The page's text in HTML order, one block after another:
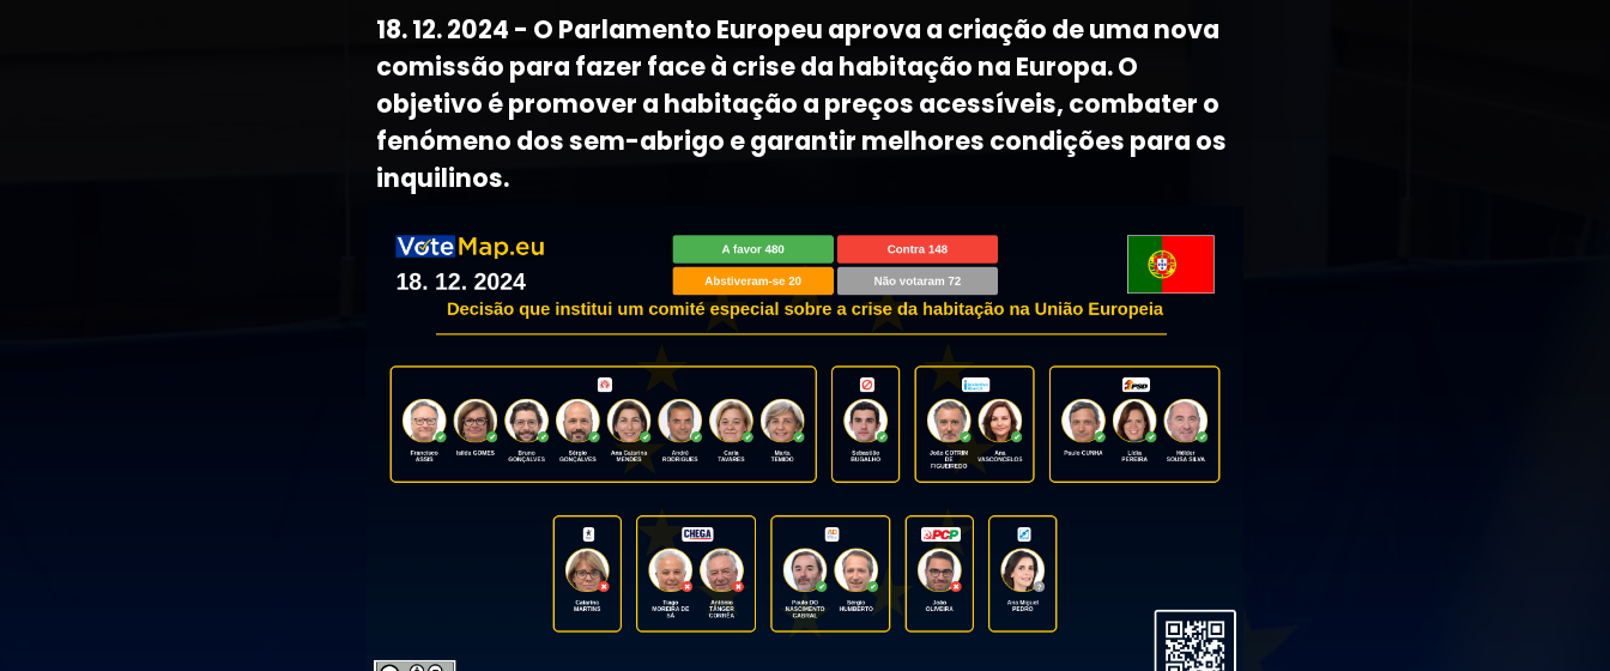
18. 12. 2024 - O Parlamento Europeu aprova a criação de uma nova
comissão para fazer face à crise da habitação na Europa. O
objetivo é promover a habitação a preços acessíveis, combater o
fenómeno dos sem-abrigo e garantir melhores condições para os
inquilinos.